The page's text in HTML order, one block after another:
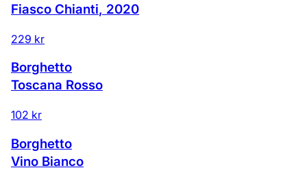
Fiasco Chianti, 2020
229 kr
Borghetto
Toscana Rosso
102 kr
Borghetto
Vino Bianco